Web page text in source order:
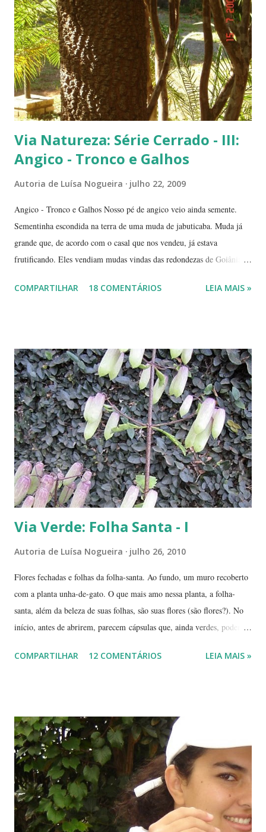
Flamboyants do Jerivá Flamboyant amarelo - Este está em Brasília,
logo depois da Ponte das Garças - conhecida como 'a ponte do
(Conjunto Comercial) Gilberto Salomão', no sentid...
Via Natureza: Série Cerrado - III:
Angico - Tronco e Galhos
Autoria de Luísa Nogueira julho 22, 2009
Angico - Tronco e Galhos Nosso pé de angico veio ainda semente.
Sementinha escondida na terra de uma muda de jabuticaba. Muda já
grande que, de acordo com o casal que nos vendeu, já estava
frutificando. Eles vendiam mudas vindas das redondezas de Goiânia.
plantado a jabuticabeira, com bastante cuidado, regando-a
'compridinha' - que nessas alturas já estava do tamanho da
jabuticabeira. Foi aí que soubemos que tínhamos um pé de angico.
Eles nos disseram que de onde tinham plantado as mudas havia muito
angiqueiro. Alguma sementinha viajou junto. Pensamos mudá-lo para
outro lugar. Mas ele foi ficando. Quanto mais crescia, mais difícil seria
deslocá-lo. Hoje ele continua lá, coladinho ao pé de jabuticaba,
fazendo sombra para ...
COMPARTILHAR 18 COMENTÁRIOS LEIA MAIS »
Via Verde: Folha Santa - I
Autoria de Luísa Nogueira julho 26, 2010
Flores fechadas e folhas da folha-santa. Ao fundo, um muro recoberto
com a planta unha-de-gato. O que mais amo nessa planta, a folha-
santa, além da beleza de suas folhas, são suas flores (são flores?). No
início, antes de abrirem, parecem cápsulas que, ainda verdes, podem
As fotos de hoje são de cachos de suas flores ainda amadurecendo.
família das crassuláceas - Folha-santa. Ao fundo: Agave, dracena e
palmeira açaí. Folha-santa ( Bryophyllum calycinum ). Família das
crassuláceas. Sua reprodução é bem fácil: de qualquer pedaço de
algum galho podem nascer várias mudas. Uma só muda em pouco
tempo transforma-se em uma moita. É uma planta medicinal. ...
COMPARTILHAR 12 COMENTÁRIOS LEIA MAIS »